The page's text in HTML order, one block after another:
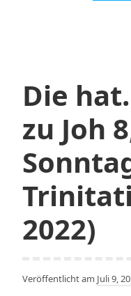
Die
zu Joh
2022)
Veröffentlicht am Juli 9,